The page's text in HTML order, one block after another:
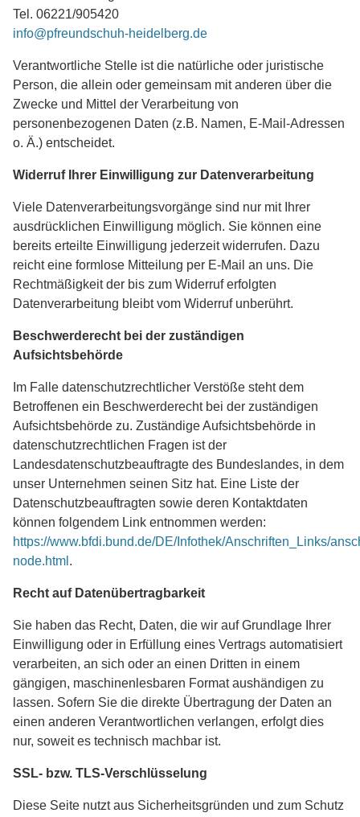
Tel. 06221/905420
info@pfreundschuh-heidelberg.de
Verantwortliche Stelle ist die natürliche oder juristische
Person, die allein oder gemeinsam mit anderen über die
Zwecke und Mittel der Verarbeitung von
personenbezogenen Daten (z.B. Namen, E-Mail-Adressen
o. Ä.) entscheidet.
Widerruf Ihrer Einwilligung zur Datenverarbeitung
Viele Datenverarbeitungsvorgänge sind nur mit Ihrer
ausdrücklichen Einwilligung möglich. Sie können eine
bereits erteilte Einwilligung jederzeit widerrufen. Dazu
reicht eine formlose Mitteilung per E-Mail an uns. Die
Rechtmäßigkeit der bis zum Widerruf erfolgten
Datenverarbeitung bleibt vom Widerruf unberührt.
Beschwerderecht bei der zuständigen
Aufsichtsbehörde
Im Falle datenschutzrechtlicher Verstöße steht dem
Betroffenen ein Beschwerderecht bei der zuständigen
Aufsichtsbehörde zu. Zuständige Aufsichtsbehörde in
datenschutzrechtlichen Fragen ist der
Landesdatenschutzbeauftragte des Bundeslandes, in dem
unser Unternehmen seinen Sitz hat. Eine Liste der
Datenschutzbeauftragten sowie deren Kontaktdaten
können folgendem Link entnommen werden:
https://www.bfdi.bund.de/DE/Infothek/Anschriften_Links/
node.html .
Recht auf Datenübertragbarkeit
Sie haben das Recht, Daten, die wir auf Grundlage Ihrer
Einwilligung oder in Erfüllung eines Vertrags automatisiert
verarbeiten, an sich oder an einen Dritten in einem
gängigen, maschinenlesbaren Format aushändigen zu
lassen. Sofern Sie die direkte Übertragung der Daten an
einen anderen Verantwortlichen verlangen, erfolgt dies
nur, soweit es technisch machbar ist.
SSL- bzw. TLS-Verschlüsselung
Diese Seite nutzt aus Sicherheitsgründen und zum Schutz